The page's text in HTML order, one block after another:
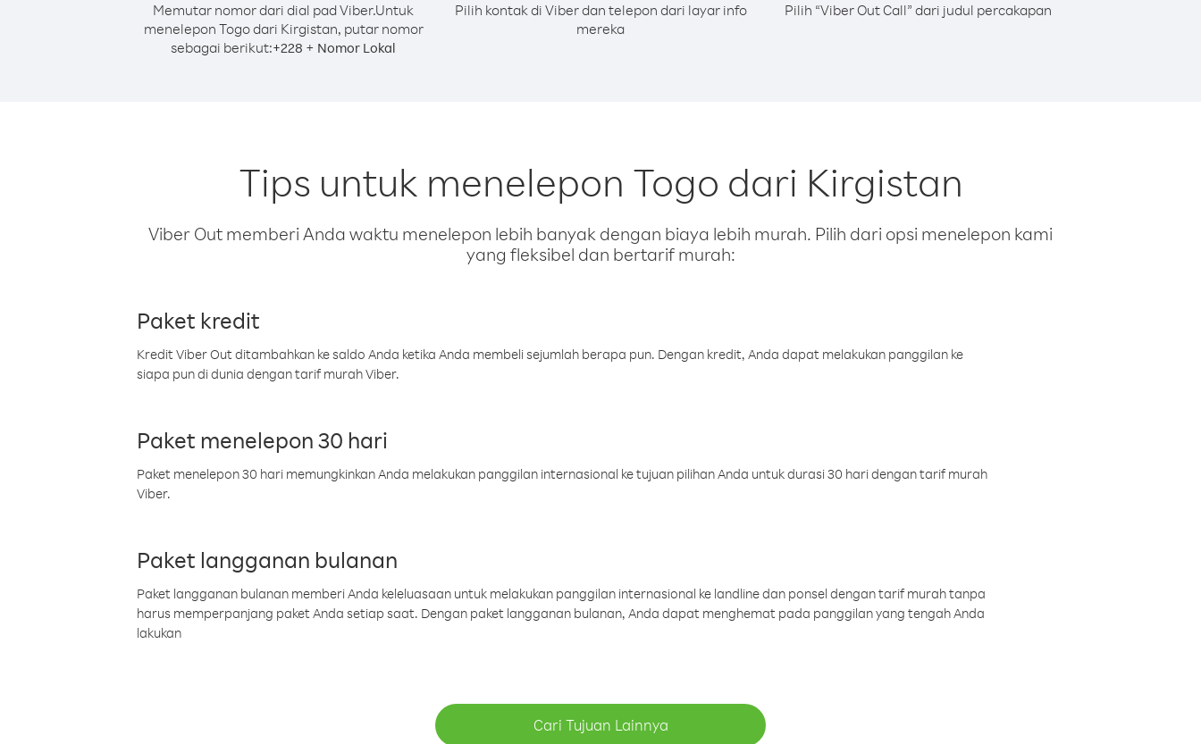
Memutar nomor dari dial pad Viber.Untuk
menelepon Togo dari Kirgistan, putar nomor
sebagai berikut:+228 + Nomor Lokal
Pilih kontak di Viber dan telepon dari layar info
mereka
Pilih “Viber Out Call” dari judul percakapan
Tips untuk menelepon Togo dari Kirgistan
Viber Out memberi Anda waktu menelepon lebih banyak dengan biaya lebih murah. Pilih dari opsi menelepon kami
yang fleksibel dan bertarif murah:
Paket kredit
Kredit Viber Out ditambahkan ke saldo Anda ketika Anda membeli sejumlah berapa pun. Dengan kredit, Anda dapat melakukan panggilan ke
siapa pun di dunia dengan tarif murah Viber.
Paket menelepon 30 hari
Paket menelepon 30 hari memungkinkan Anda melakukan panggilan internasional ke tujuan pilihan Anda untuk durasi 30 hari dengan tarif murah
Viber.
Paket langganan bulanan
Paket langganan bulanan memberi Anda keleluasaan untuk melakukan panggilan internasional ke landline dan ponsel dengan tarif murah tanpa
harus memperpanjang paket Anda setiap saat. Dengan paket langganan bulanan, Anda dapat menghemat pada panggilan yang tengah Anda
lakukan
Cari Tujuan Lainnya